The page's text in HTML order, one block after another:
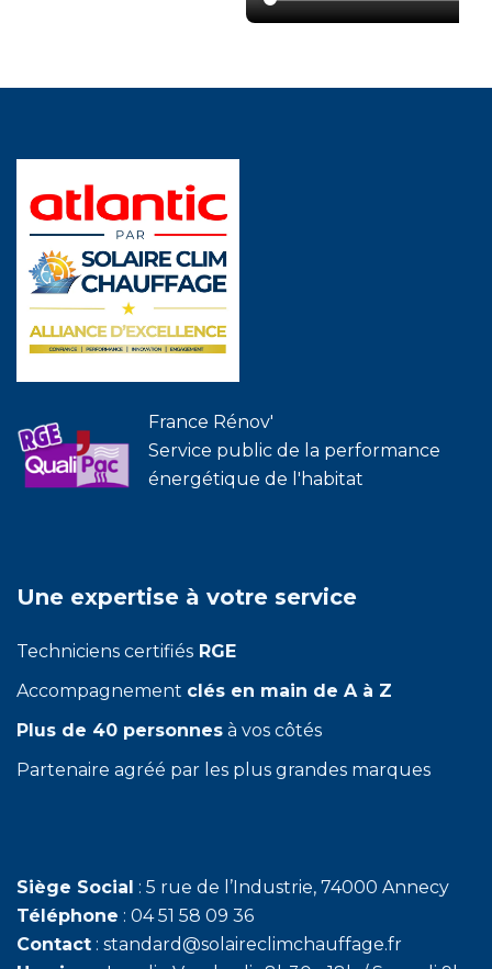
France Rénov'
Service public de la performance
énergétique de l'habitat
Une expertise à votre service
Techniciens certifiés RGE
Accompagnement clés en main de A à Z
Plus de 40 personnes à vos côtés
Partenaire agréé par les plus grandes marques
Siège Social : 5 rue de l’Industrie, 74000 Annecy
Téléphone : 04 51 58 09 36
Contact : standard@solaireclimchauffage.fr